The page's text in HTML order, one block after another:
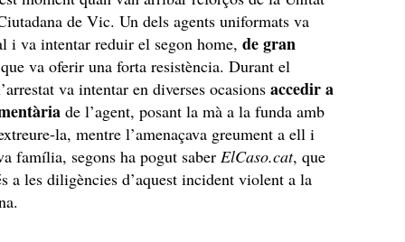
de Vic. Un dels agents uniformats va
i va intentar reduir el segon home,de gran
va oferir una forta resistència. Durant el
va intentar en diverses ocasions accedir a
de l’agent, posant la mà a la funda amb
la, mentre l’amenaçava greument a ell i
família, segons ha pogut saberElCaso.cat, que
a les diligències d’aquest incident violent a la